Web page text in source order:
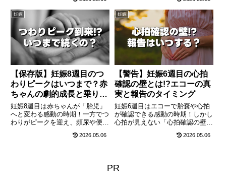
れる簡単シロップレシピを紹介し
ます。
すめ食材を徹底解説！貧血や便秘
（痔）といった妊娠中のリアルな
マイナートラブルを防ぐため、僕
が実践した毎日の食事作りのポイ
ントと注意点をまとめました。
妊娠
【保存版】妊娠8週目のつ
わりピークはいつまで？赤
ちゃんの劇的成長と乗り切
り方
妊娠8週目は赤ちゃんが「胎児」
へと変わる感動の時期！一方でつ
わりがピークを迎え、頻尿や便秘
マも急増します。いつまで続くか
素「葉酸」の補給方法まで優しく
2026.05.06
妊娠
【警告】妊娠6週目の心拍
確認の壁とは!?エコーの真
実と報告のタイミング
妊娠6週目はエコーで胎嚢や心拍
が確認できる感動の時期！しかし
心拍が見えない「心拍確認の壁」
つわり症状への対処法、絶対過敏
に必要な葉酸対策を徹底解説しま
2026.05.06
PR